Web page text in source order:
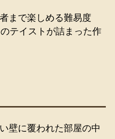
まで楽しめる難易度
テイストが詰まった作
壁に覆われた部屋の中